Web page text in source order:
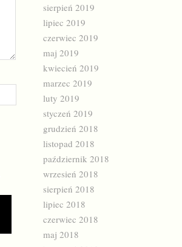
sierpień 2019
lipiec 2019
czerwiec 2019
maj 2019
kwiecień 2019
marzec 2019
luty 2019
styczeń 2019
grudzień 2018
listopad 2018
październik 2018
wrzesień 2018
sierpień 2018
lipiec 2018
czerwiec 2018
maj 2018